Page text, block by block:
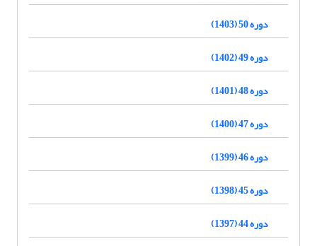
دوره 50 (1403)
دوره 49 (1402)
دوره 48 (1401)
دوره 47 (1400)
دوره 46 (1399)
دوره 45 (1398)
دوره 44 (1397)